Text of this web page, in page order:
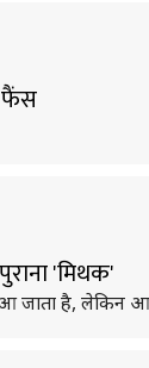
फैंस
'मिथक'
जाता है, लेकिन